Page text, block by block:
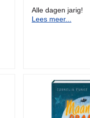
Alle dagen jarig!
Lees meer...